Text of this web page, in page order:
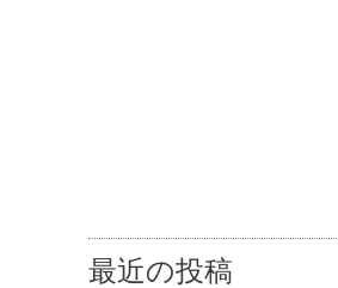
最近の投稿